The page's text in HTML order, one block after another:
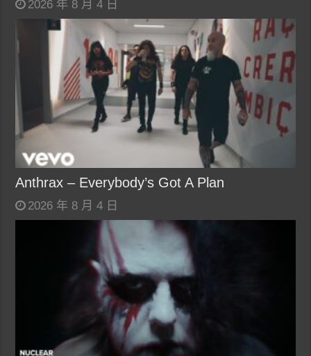
2026 年 8 月 4 日
Anthrax – Everybody’s Got A Plan
2026 年 8 月 4 日